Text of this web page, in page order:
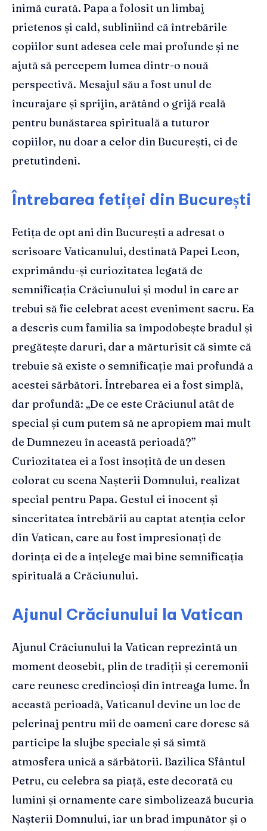
inimă curată. Papa a folosit un limbaj
prietenos și cald, subliniind că întrebările
copiilor sunt adesea cele mai profunde și ne
ajută să percepem lumea dintr-o nouă
perspectivă. Mesajul său a fost unul de
încurajare și sprijin, arătând o grijă reală
pentru bunăstarea spirituală a tuturor
copiilor, nu doar a celor din București, ci de
pretutindeni.
Întrebarea fetiței din București
Fetița de opt ani din București a adresat o
scrisoare Vaticanului, destinată Papei Leon,
exprimându-și curiozitatea legată de
semnificația Crăciunului și modul în care ar
trebui să fie celebrat acest eveniment sacru. Ea
a descris cum familia sa împodobește bradul și
pregătește daruri, dar a mărturisit că simte că
trebuie să existe o semnificație mai profundă a
acestei sărbători. Întrebarea ei a fost simplă,
dar profundă: „De ce este Crăciunul atât de
special și cum putem să ne apropiem mai mult
de Dumnezeu în această perioadă?”
Curiozitatea ei a fost însoțită de un desen
colorat cu scena Nașterii Domnului, realizat
special pentru Papa. Gestul ei inocent și
sinceritatea întrebării au captat atenția celor
din Vatican, care au fost impresionați de
dorința ei de a înțelege mai bine semnificația
spirituală a Crăciunului.
Ajunul Crăciunului la Vatican
Ajunul Crăciunului la Vatican reprezintă un
moment deosebit, plin de tradiții și ceremonii
care reunesc credincioși din întreaga lume. În
această perioadă, Vaticanul devine un loc de
pelerinaj pentru mii de oameni care doresc să
participe la slujbe speciale și să simtă
atmosfera unică a sărbătorii. Bazilica Sfântul
Petru, cu celebra sa piață, este decorată cu
lumini și ornamente care simbolizează bucuria
Nașterii Domnului, iar un brad impunător și o